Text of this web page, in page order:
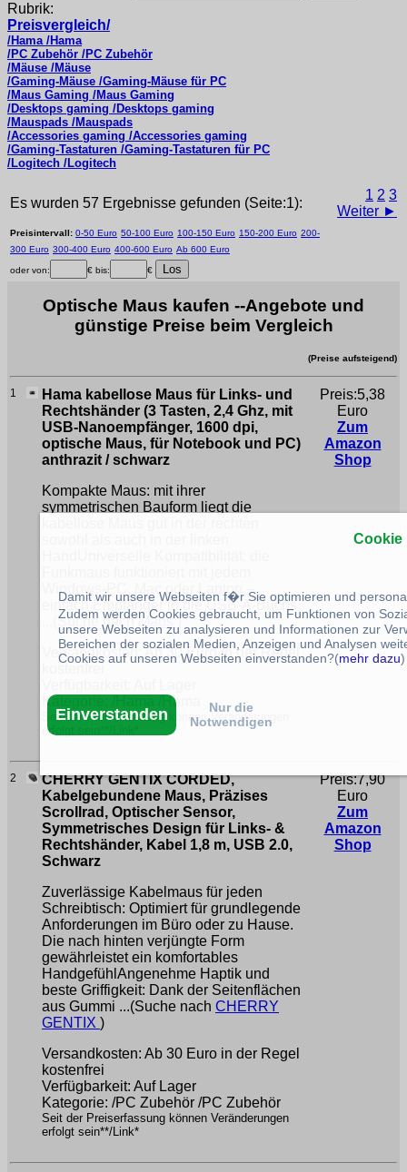
Rubrik:
Preisvergleich/
/Hama /Hama
/PC Zubehör /PC Zubehör
/Mäuse /Mäuse
/Gaming-Mäuse /Gaming-Mäuse für PC
/Maus Gaming /Maus Gaming
/Desktops gaming /Desktops gaming
/Mauspads /Mauspads
/Accessories gaming /Accessories gaming
/Gaming-Tastaturen /Gaming-Tastaturen für PC
/Logitech /Logitech
Es wurden 57 Ergebnisse gefunden (Seite:1):
1 2 3
Weiter ►
Preisintervall: 0-50 Euro 50-100 Euro 100-150 Euro 150-200 Euro 200-
300 Euro 300-400 Euro 400-600 Euro Ab 600 Euro
oder von: € bis: €
Optische Maus kaufen --Angebote und
günstige Preise beim Vergleich
(Preise aufsteigend)
1
Hama kabellose Maus für Links- und
Rechtshänder (3 Tasten, 2,4 Ghz, mit
USB-Nanoempfänger, 1600 dpi,
optische Maus, für Notebook und PC)
anthrazit / schwarz
Kompakte Maus: mit ihrer
symmetrischen Bauform liegt die
Windows-PC, Mac oder Laptop –
einfach Empfänger in die USB-A-Buchs
...(Suche nachMaus)
Versandkosten: Ab 30 Euro in der Regel
Kategorie: /Hama /Hama
Seit der Preiserfassung können Veränderungen
erfolgt sein**/Link*
Preis:5,38
Euro
Zum
Amazon
Shop
2
CHERRY GENTIX CORDED,
Kabelgebundene Maus, Präzises
Scrollrad, Optischer Sensor,
Symmetrisches Design für Links- &
Rechtshänder, Kabel 1,8 m, USB 2.0,
Schwarz
Zuverlässige Kabelmaus für jeden
Schreibtisch: Optimiert für grundlegende
Anforderungen im Büro oder zu Hause.
Die nach hinten verjüngte Form
gewährleistet ein komfortables
HandgefühlAngenehme Haptik und
beste Griffigkeit: Dank der Seitenflächen
aus Gummi ...(Suche nach CHERRY
GENTIX )
Versandkosten: Ab 30 Euro in der Regel
kostenfrei
Verfügbarkeit: Auf Lager
Kategorie: /PC Zubehör /PC Zubehör
Seit der Preiserfassung können Veränderungen
erfolgt sein**/Link*
Preis:7,90
Euro
Zum
Amazon
Shop
Cookie
Damit wir unsere Webseiten f�r Sie optimieren und
Zudem werden Cookies gebraucht, um Funktionen von
unsere Webseiten zu analysieren und Informationen zur
Bereichen der sozialen Medien, Anzeigen und Analysen
Cookies auf unseren Webseiten einverstanden?(mehr dazu)
Einverstanden
Nur die
Notwendigen